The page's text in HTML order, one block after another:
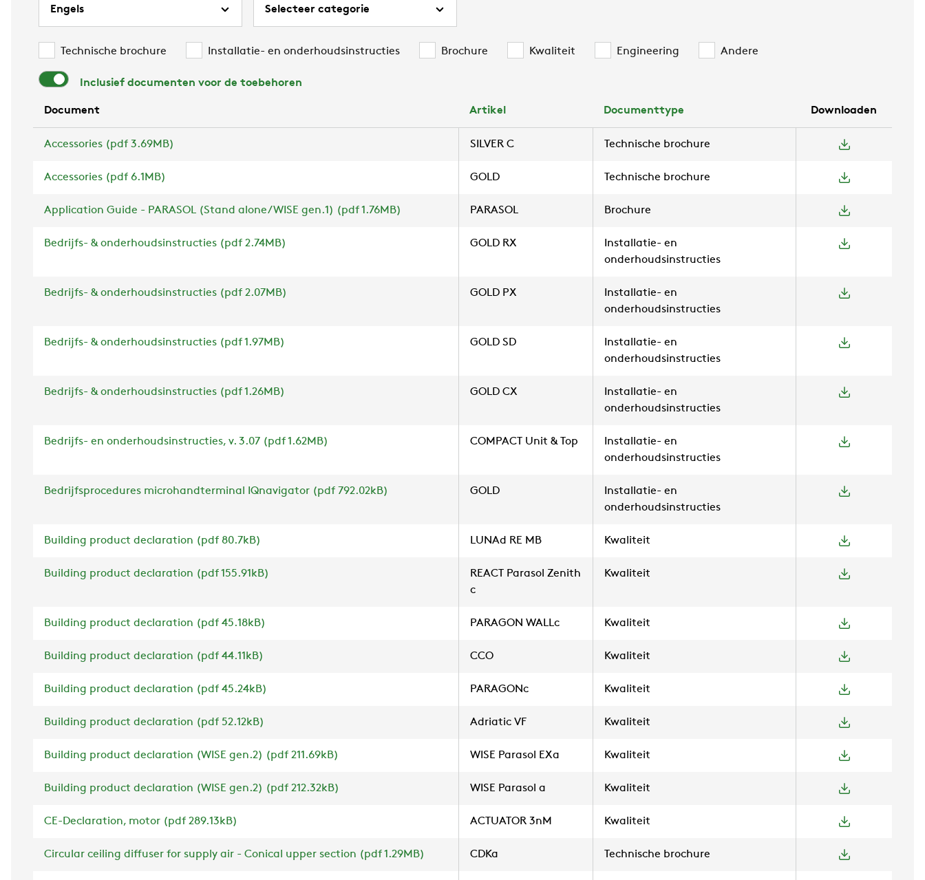
Technische brochure Installatie- en onderhoudsinstructies Brochure Kwaliteit Engineering Andere
Inclusief documenten voor de toebehoren
Document Artikel Documenttype Downloaden
Accessories (pdf 3.69MB) SILVER C Technische brochure
Accessories (pdf 6.1MB) GOLD Technische brochure
Application Guide - PARASOL (Stand alone/WISE gen.1) (pdf 1.76MB) PARASOL Brochure
Bedrijfs- & onderhoudsinstructies (pdf 2.74MB) GOLD RX
Installatie- en
onderhoudsinstructies
Bedrijfs- & onderhoudsinstructies (pdf 2.07MB) GOLD PX
Installatie- en
onderhoudsinstructies
Bedrijfs- & onderhoudsinstructies (pdf 1.97MB) GOLD SD
Installatie- en
onderhoudsinstructies
Bedrijfs- & onderhoudsinstructies (pdf 1.26MB) GOLD CX
Installatie- en
onderhoudsinstructies
Bedrijfs- en onderhoudsinstructies, v. 3.07 (pdf 1.62MB) COMPACT Unit & Top
Installatie- en
onderhoudsinstructies
Bedrijfsprocedures microhandterminal IQnavigator (pdf 792.02kB) GOLD
Installatie- en
onderhoudsinstructies
Building product declaration (pdf 80.7kB) LUNAd RE MB Kwaliteit
Building product declaration (pdf 155.91kB)
REACT Parasol Zenith
c
Kwaliteit
Building product declaration (pdf 45.18kB) PARAGON WALLc Kwaliteit
Building product declaration (pdf 44.11kB) CCO Kwaliteit
Building product declaration (pdf 45.24kB) PARAGONc Kwaliteit
Building product declaration (pdf 52.12kB) Adriatic VF Kwaliteit
Building product declaration (WISE gen.2) (pdf 211.69kB) WISE Parasol EXa Kwaliteit
Building product declaration (WISE gen.2) (pdf 212.32kB) WISE Parasol a Kwaliteit
CE-Declaration, motor (pdf 289.13kB) ACTUATOR 3nM Kwaliteit
Circular ceiling diffuser for supply air - Conical upper section (pdf 1.29MB) CDKa Technische brochure